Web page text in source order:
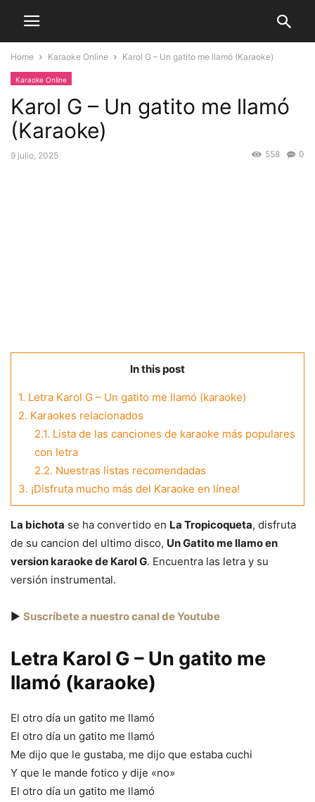
Home Karaoke Online Karol G – Un gatito me llamó (Karaoke)
Karaoke Online
Karol G – Un gatito me llamó
(Karaoke)
9 julio, 2025 0
558
In this post
1. Letra Karol G – Un gatito me llamó (karaoke)
2. Karaokes relacionados
2.1. Lista de las canciones de karaoke más populares
con letra
2.2. Nuestras listas recomendadas
3. ¡Disfruta mucho más del Karaoke en línea!
La bichota se ha convertido en La Tropicoqueta, disfruta
de su cancion del ultimo disco, Un Gatito me llamo en
version karaoke de Karol G. Encuentra las letra y su
versión instrumental.
▶️ Suscríbete a nuestro canal de Youtube
Letra Karol G – Un gatito me
llamó (karaoke)
El otro día un gatito me llamó
El otro día un gatito me llamó
Me dijo que le gustaba, me dijo que estaba cuchi
Y que le mande fotico y dije «no»
El otro día un gatito me llamó